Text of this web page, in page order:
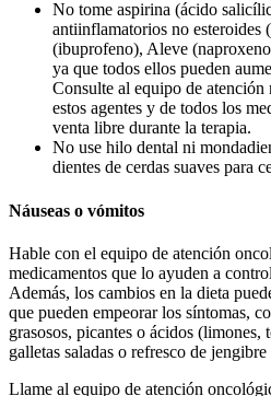
No tome aspirina (ácido
antiinflamatorios no
(ibuprofeno), Aleve
ya que todos ellos pueden
Consulte al equipo de atención
estos agentes y de todos los
venta libre durante la terapia.
No use hilo dental ni
dientes de cerdas suaves para
Náuseas o vómitos
Hable con el equipo de atención
medicamentos que lo ayuden a
Además, los cambios en la dieta
que pueden empeorar los síntomas,
grasosos, picantes o ácidos (limones,
galletas saladas o refresco de
Llame al equipo de atención